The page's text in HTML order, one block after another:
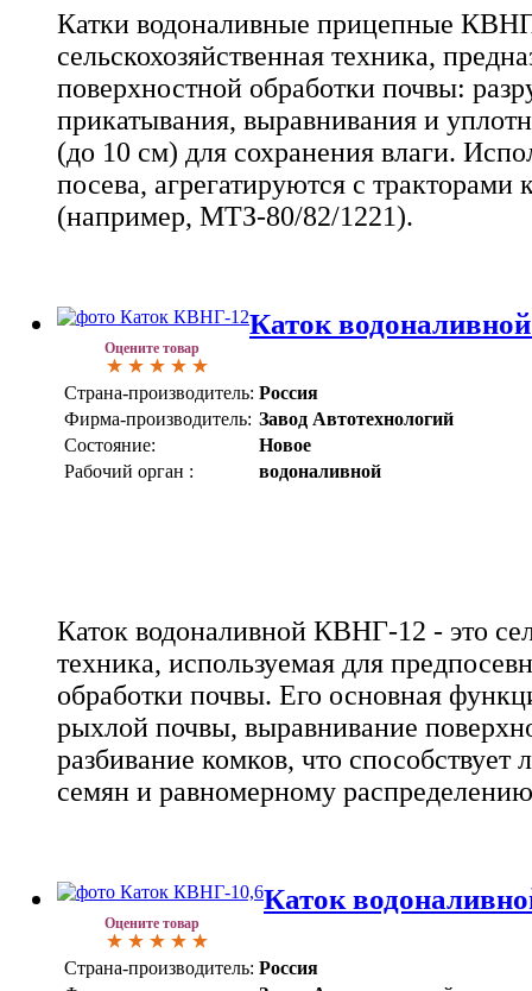
Катки водоналивные прицепные
сельскохозяйственная техника,
поверхностной обработки почвы:
прикатывания, выравнивания и
(до 10 см) для сохранения влаги.
посева, агрегатируются с тракторами
(например, МТЗ-80/82/1221).
Оцените товар
Каток
Страна-производитель: Россия
Фирма-производитель: Завод Автотехнологий
Состояние:
Новое
Рабочий орган :
водоналивной
Каток водоналивной КВНГ-12 - это
техника, используемая для
обработки почвы. Его основная
рыхлой почвы, выравнивание
разбивание комков, что
семян и равномерному
Оцените товар
Каток
Страна-производитель: Россия